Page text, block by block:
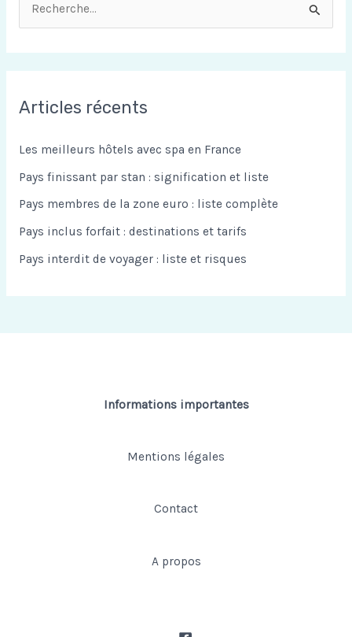
e
h
e
r
Articles récents
Les meilleurs hôtels avec spa en France
Pays finissant par stan : signification et liste
Pays membres de la zone euro : liste complète
Pays inclus forfait : destinations et tarifs
Pays interdit de voyager : liste et risques
Informations importantes
Mentions légales
Contact
A propos